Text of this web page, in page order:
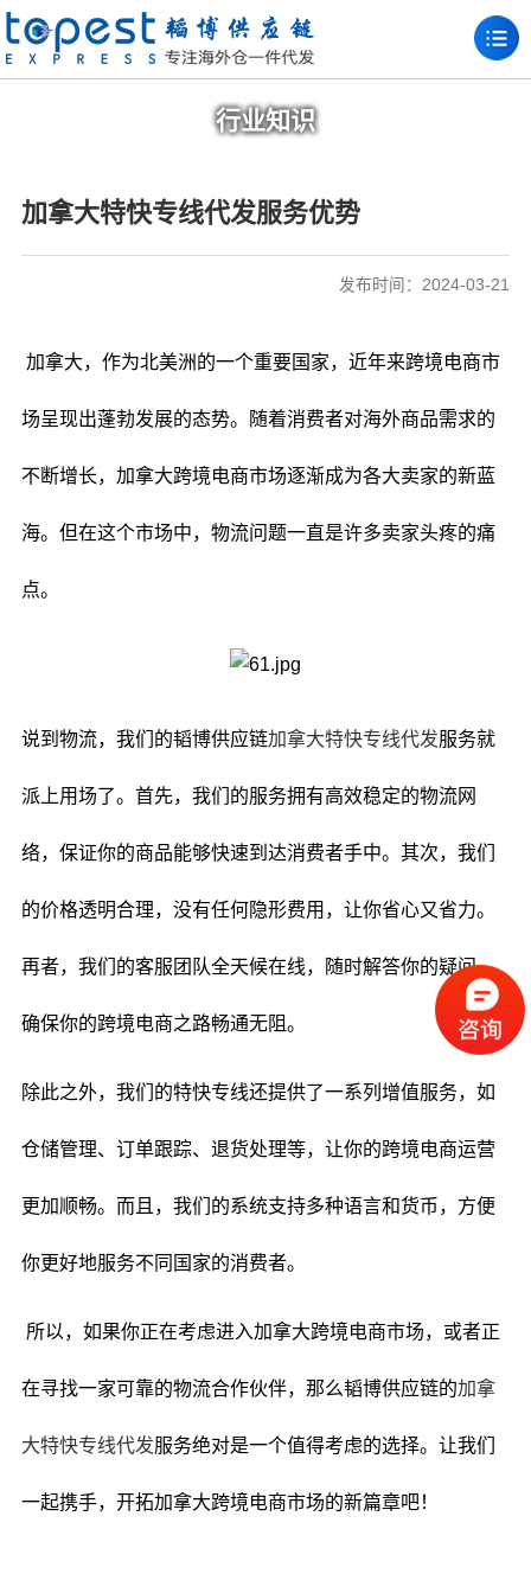
行业知识
加拿大特快专线代发服务优势
发布时间：2024-03-21
加拿大，作为北美洲的一个重要国家，近年来跨境电商市
场呈现出蓬勃发展的态势。随着消费者对海外商品需求的
不断增长，加拿大跨境电商市场逐渐成为各大卖家的新蓝
海。但在这个市场中，物流问题一直是许多卖家头疼的痛
点。
说到物流，我们的韬博供应链加拿大特快专线代发服务就
派上用场了。首先，我们的服务拥有高效稳定的物流网
络，保证你的商品能够快速到达消费者手中。其次，我们
的价格透明合理，没有任何隐形费用，让你省心又省力。
再者，我们的客服团队全天候在线，随时解答你的疑问，
确保你的跨境电商之路畅通无阻。
除此之外，我们的特快专线还提供了一系列增值服务，如
仓储管理、订单跟踪、退货处理等，让你的跨境电商运营
更加顺畅。而且，我们的系统支持多种语言和货币，方便
你更好地服务不同国家的消费者。
所以，如果你正在考虑进入加拿大跨境电商市场，或者正
在寻找一家可靠的物流合作伙伴，那么韬博供应链的加拿
大特快专线代发服务绝对是一个值得考虑的选择。让我们
一起携手，开拓加拿大跨境电商市场的新篇章吧！